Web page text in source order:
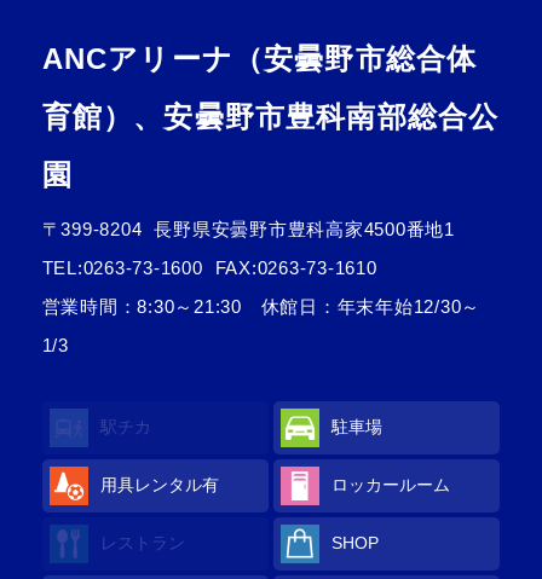
ANCアリーナ（安曇野市総合体
育館）、安曇野市豊科南部総合公
園
〒399-8204
長野県安曇野市豊科高家4500番地1
TEL:0263-73-1600
FAX:0263-73-1610
営業時間：8:30～21:30 休館日：年末年始12/30～
1/3
駅チカ 駐車場
用具レンタル有 ロッカールーム
レストラン SHOP